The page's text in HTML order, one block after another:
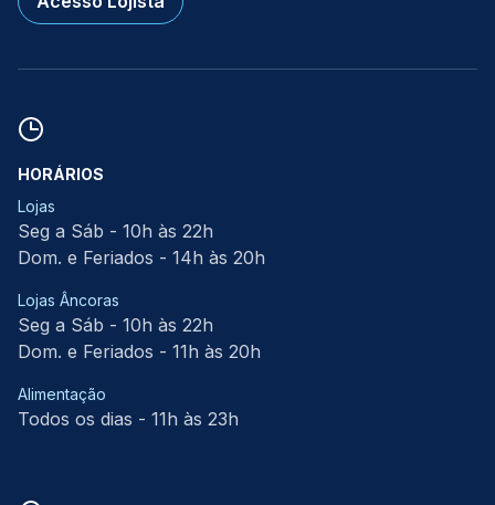
HORÁRIOS
Lojas
Seg a Sáb - 10h às 22h
Dom. e Feriados - 14h às 20h
Lojas Âncoras
Seg a Sáb - 10h às 22h
Dom. e Feriados - 11h às 20h
Alimentação
Todos os dias - 11h às 23h